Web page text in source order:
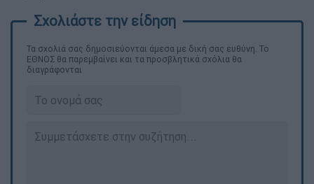
Τα σχολιά σας δημοσιεύονται άμεσα με δική σας ευθύνη. Το
ΕΘΝΟΣ θα παρεμβαίνει και τα προσβλητικά σχόλια θα
διαγράφονται